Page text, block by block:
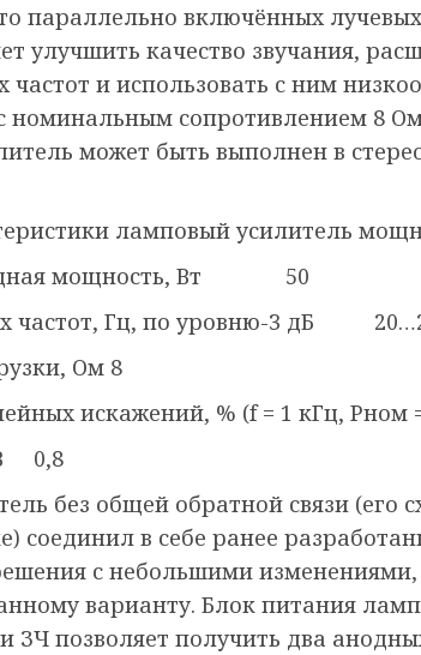
параллельно включённых
улучшить качество звучания,
частот и использовать с ним
номинальным сопротивлением 8
может быть выполнен в
ламповый усилитель
мощность, Вт 50
частот, Гц, по уровню-3 дБ
Ом 8
искажений, % (f = 1 кГц,
В 0,8
без общей обратной связи (его
соединил в себе ранее
с небольшими изменениями,
варианту. Блок питания
ЗЧ позволяет получить два